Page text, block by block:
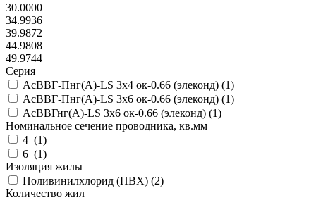
30.0000
34.9936
39.9872
44.9808
49.9744
Серия
АсВВГ-Пнг(А)-LS 3х4 ок-0.66 (элеконд) (1)
АсВВГ-Пнг(А)-LS 3х6 ок-0.66 (элеконд) (1)
АсВВГнг(А)-LS 3х6 ок-0.66 (элеконд) (1)
Номинальное сечение проводника, кв.мм
4 (1)
6 (1)
Изоляция жилы
Поливинилхлорид (ПВХ) (2)
Количество жил